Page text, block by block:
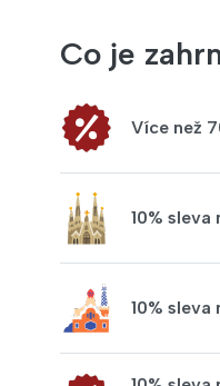
Co je
Více než
10%
10%